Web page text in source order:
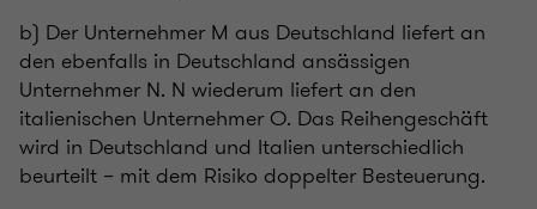
b) Der Unternehmer M aus Deutschland liefert an
den ebenfalls in Deutschland ansässigen
Unternehmer N. N wiederum liefert an den
italienischen Unternehmer O. Das Reihengeschäft
wird in Deutschland und Italien unterschiedlich
beurteilt – mit dem Risiko doppelter Besteuerung.